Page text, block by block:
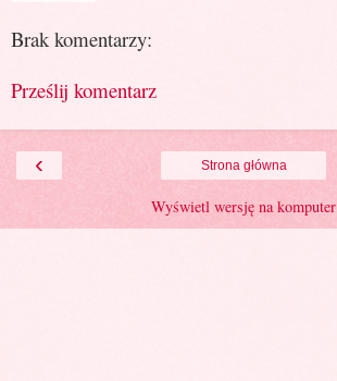
Brak komentarzy:
Prześlij komentarz
‹ Strona główna
Wyświetl wersję na komputer